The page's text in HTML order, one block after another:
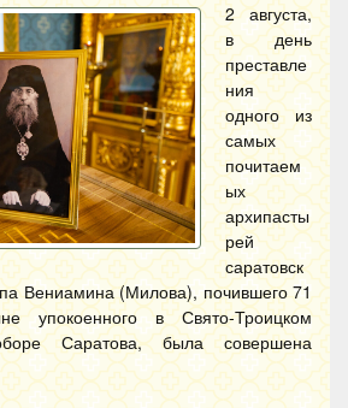
2 августа,
в день
преставле
ния
одного из
самых
почитаем
ых
архипасты
рей
саратовск
Вениамина (Милова), почившего 71
упокоенного в Свято-Троицком
Саратова, была совершена